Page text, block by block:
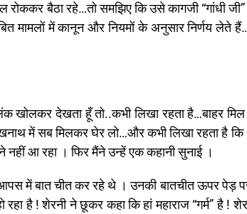
बैठा रहे…तो समझिए कि उसे कागजी “गांधी
मामलों में कानून और नियमों के अनुसार निर्णय लेते
देखता हूँ तो..कभी लिखा रहता है…बाहर मिल
में सब मिलकर घेर लो…और कभी लिखा रहता है कि
आ रहा । फिर मैंने उन्हें एक कहानी सुनाई ।
बात चीत कर रहे थे । उनकी बातचीत ऊपर पेड़ पर
है ! शेरनी ने छूकर कहा कि हां महाराज “गर्म” है !